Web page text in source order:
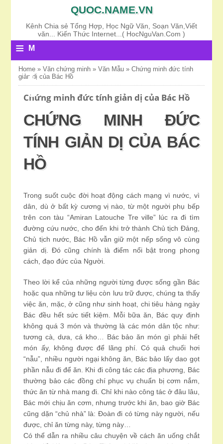
QUOC.NAME.VN
Kênh Chia sẻ Tổng Hợp, Học Ngữ Văn, Soạn Văn,Viết
văn... Kiến Thức Internet...( HocNguVan.Com )
≡
M
N
U
Home »Văn chứng minh »Văn Mẫu »Chứng minh đức tính
giản dị của Bác Hồ
Chứng minh đức tính giản dị của Bác Hồ
CHỨNG MINH ĐỨC
TÍNH GIẢN DỊ CỦA BÁC
HỒ
Trong suốt cuộc đời hoạt động cách mạng vì nước, vì
dân, dù ở bất kỳ cương vị nào, từ một người phụ bếp
trên con tàu “Amiran Latouche Tre ville” lúc ra đi tìm
đường cứu nước, cho đến khi trở thành Chủ tịch Đảng,
Chủ tịch nước, Bác Hồ vẫn giữ một nếp sống vô cùng
giản dị. Đó cũng chính là điểm nổi bật trong phong
cách, đạo đức của Người.
Theo lời kể của những người từng được sống gần Bác
hoặc qua những tư liệu còn lưu trữ được, chúng ta thấy
việc ăn, mặc, ở cũng như sinh hoạt, chi tiêu hàng ngày
Bác đều hết sức tiết kiệm. Mỗi bữa ăn, Bác quy định
không quá 3 món và thường là các món dân tộc như:
tương cà, dưa, cá kho… Bác bảo ăn món gì phải hết
món ấy, không được để lãng phí. Có quả chuối hơi
“nẫu”, nhiều người ngại không ăn, Bác bảo lấy dao gọt
phần nẫu đi để ăn. Khi đi công tác các địa phương, Bác
thường bảo các đồng chí phục vụ chuẩn bị cơm nắm,
thức ăn từ nhà mang đi. Chỉ khi nào công tác ở đâu lâu,
Bác mới chịu ăn cơm, nhưng trước khi ăn, bao giờ Bác
cũng dặn “chủ nhà” là: Đoàn đi có từng này người, nếu
được, chỉ ăn từng này, từng này…
Có thể dẫn ra nhiều câu chuyện về cách ăn uống chắt